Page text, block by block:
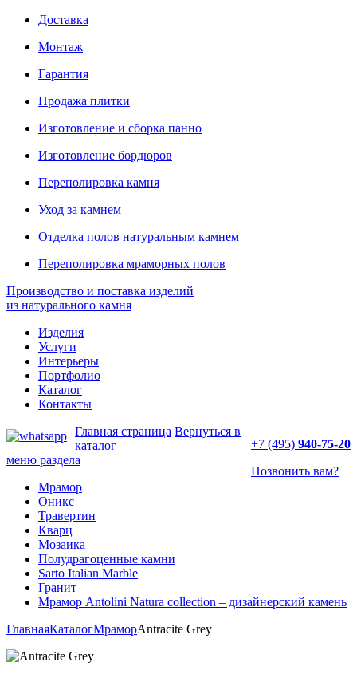
Доставка
Монтаж
Гарантия
Продажа плитки
Изготовление и сборка панно
Изготовление бордюров
Переполировка камня
Уход за камнем
Отделка полов натуральным камнем
Переполировка мраморных полов
Производство и поставка изделий
из натурального камня
Изделия
Услуги
Интерьеры
Портфолио
Каталог
Контакты
+7 (495) 940-75-20
Позвонить вам?
Главная страница Вернуться в
каталог
меню раздела
Мрамор
Оникс
Травертин
Кварц
Мозаика
Полудрагоценные камни
Sarto Italian Marble
Гранит
Мрамор Antolini Natura collection – дизайнерский камень
ГлавнаяКаталогМраморAntracite Grey